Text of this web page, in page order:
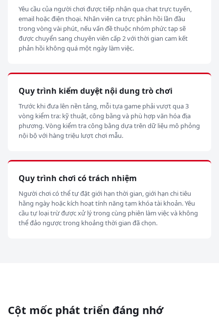
Yêu cầu của người chơi được tiếp nhận qua chat trực tuyến,
email hoặc điện thoại. Nhân viên ca trực phản hồi lần đầu
trong vòng vài phút, nếu vấn đề thuộc nhóm phức tạp sẽ
được chuyển sang chuyên viên cấp 2 với thời gian cam kết
phản hồi không quá một ngày làm việc.
Quy trình kiểm duyệt nội dung trò chơi
Trước khi đưa lên nền tảng, mỗi tựa game phải vượt qua 3
vòng kiểm tra: kỹ thuật, công bằng và phù hợp văn hóa địa
phương. Vòng kiểm tra công bằng dựa trên dữ liệu mô phỏng
nội bộ với hàng triệu lượt chơi mẫu.
Quy trình chơi có trách nhiệm
Người chơi có thể tự đặt giới hạn thời gian, giới hạn chi tiêu
hằng ngày hoặc kích hoạt tính năng tạm khóa tài khoản. Yêu
cầu tự loại trừ được xử lý trong cùng phiên làm việc và không
thể đảo ngược trong khoảng thời gian đã chọn.
Cột mốc phát triển đáng nhớ